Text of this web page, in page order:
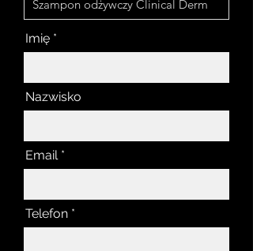
Imię
Nazwisko
Email
Telefon